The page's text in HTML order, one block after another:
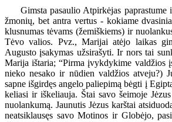
Gimsta pasaulio Atpirkėjas paprastume
žmonių, bet antra vertus - kokiame
klusnumas tėvams (žemiškiems) ir
Tėvo valios. Pvz., Marijai atėjo laikas
Augusto įsakymas užsirašyti. Ir nors tai
Marija ištaria; “Pirma įvykdykime valdžios
nieko nesako ir nūdien valdžios atveju?)
sapne išgirdęs angelo paliepimą bėgti į
keliasi ir iškeliauja. Štai savo šeimoje
nuolankumą. Jaunutis Jėzus karštai
neatsiklausęs savo Motinos ir Globėjo,